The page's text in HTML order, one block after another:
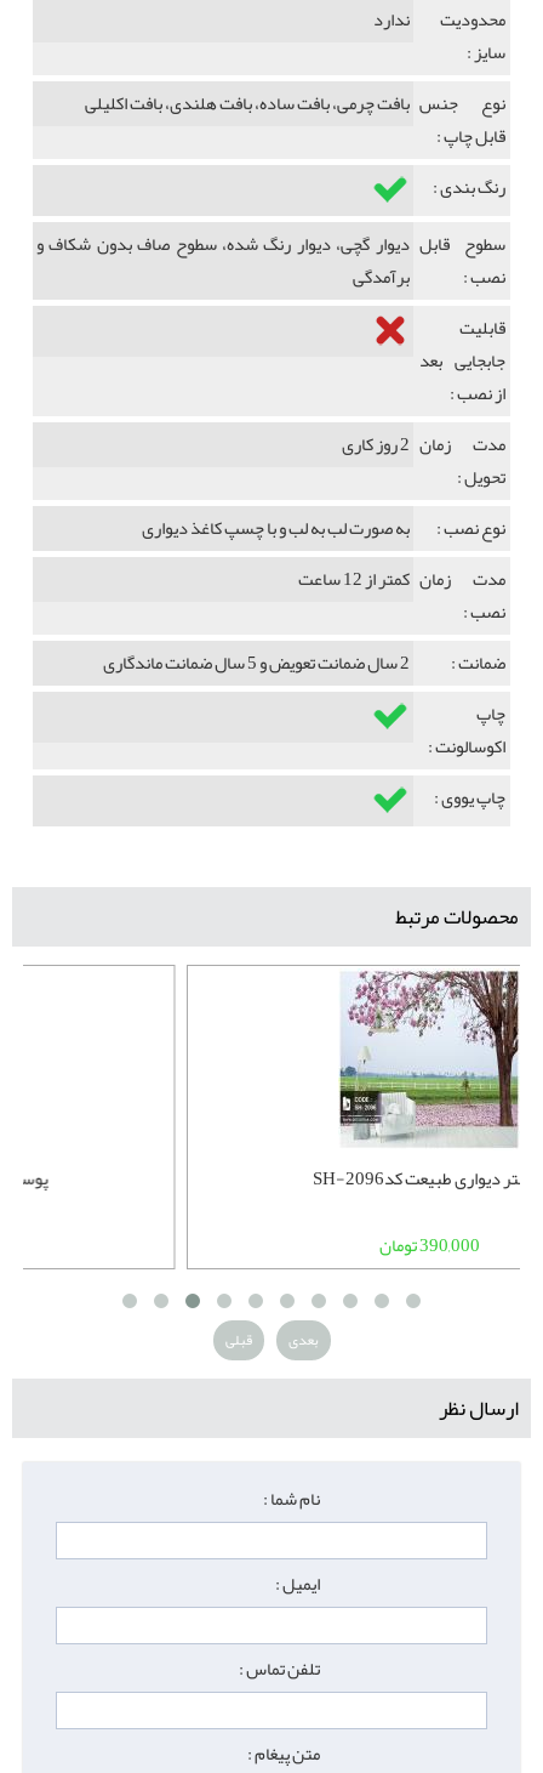
محدودیت
سایز :
ندارد
نوع جنس
قابل چاپ :
بافت چرمی، بافت ساده، بافت هلندی، بافت اکلیلی
رنگ بندی :
سطوح قابل
نصب :
دیوار گچی، دیوار رنگ شده، سطوح صاف بدون شکاف و
برآمدگی
قابلیت
جابجایی بعد
از نصب :
مدت زمان
تحویل :
2 روز کاری
نوع نصب :
به صورت لب به لب و با چسپ کاغذ دیواری
مدت زمان
نصب :
کمتر از 12 ساعت
ضمانت :
2 سال ضمانت تعویض و 5 سال ضمانت ماندگاری
چاپ
اکوسالونت :
چاپ یووی :
محصولات مرتبط
پوستر دیواری طبیعت کدSH-2096
قبلی بعدی
ارسال نظر
نام شما :
ایمیل :
تلفن تماس :
متن پیغام :